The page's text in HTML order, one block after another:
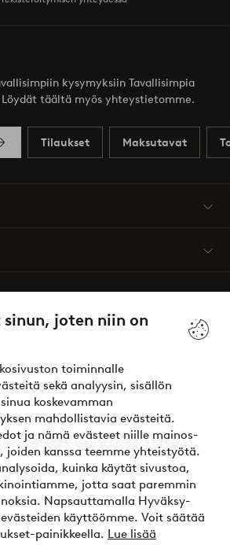
sinun, joten niin on
toiminnalle
sekä analyysin, sisällön
koskevamman
mahdollistavia evästeitä.
ja nämä evästeet niille mainos-
joiden kanssa teemme yhteistyötä.
kuinka käytät sivustoa,
jotta saat paremmin
Napsauttamalla Hyväksy-
käyttöömme. Voit säätää
painikkeella. Lue lisää
kysymyksiin Tavallisimpia
täältä myös yhteystietomme.
Tilaukset Maksutavat
maksut – maksa nyt tai erissä
lisää maksuvaihtoehdoistamme?
elpy